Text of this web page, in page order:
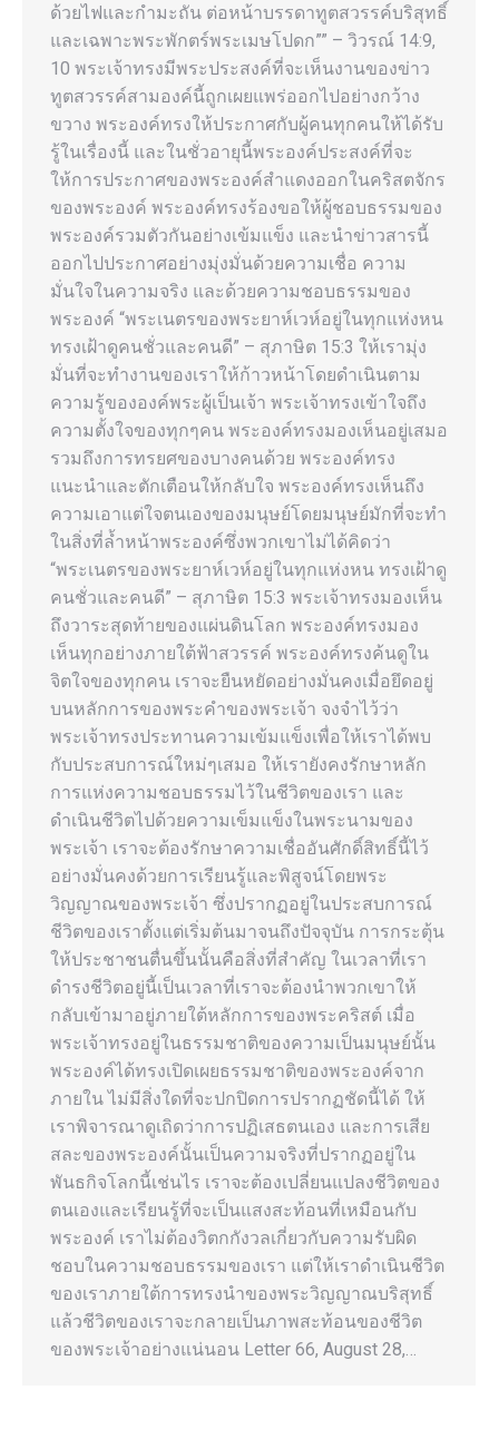
ด้วยไฟและกำมะถัน ต่อหน้าบรรดาทูตสวรรค์บริสุทธิ์
และเฉพาะพระพักตร์พระเมษโปดก”” – วิวรณ์ 14:9,
10 พระเจ้าทรงมีพระประสงค์ที่จะเห็นงานของข่าว
ทูตสวรรค์สามองค์นี้ถูกเผยแพร่ออกไปอย่างกว้าง
ขวาง พระองค์ทรงให้ประกาศกับผู้คนทุกคนให้ได้รับ
รู้ในเรื่องนี้ และในชั่วอายุนี้พระองค์ประสงค์ที่จะ
ให้การประกาศของพระองค์สำแดงออกในคริสตจักร
ของพระองค์ พระองค์ทรงร้องขอให้ผู้ชอบธรรมของ
พระองค์รวมตัวกันอย่างเข้มแข็ง และนำข่าวสารนี้
ออกไปประกาศอย่างมุ่งมั่นด้วยความเชื่อ ความ
มั่นใจในความจริง และด้วยความชอบธรรมของ
พระองค์ “พระเนตรของพระยาห์เวห์อยู่ในทุกแห่งหน
ทรงเฝ้าดูคนชั่วและคนดี” – สุภาษิต 15:3 ให้เรามุ่ง
มั่นที่จะทำงานของเราให้ก้าวหน้าโดยดำเนินตาม
ความรู้ขององค์พระผู้เป็นเจ้า พระเจ้าทรงเข้าใจถึง
ความตั้งใจของทุกๆคน พระองค์ทรงมองเห็นอยู่เสมอ
รวมถึงการทรยศของบางคนด้วย พระองค์ทรง
แนะนำและตักเตือนให้กลับใจ พระองค์ทรงเห็นถึง
ความเอาแต่ใจตนเองของมนุษย์โดยมนุษย์มักที่จะทำ
ในสิ่งที่ล้ำหน้าพระองค์ซึ่งพวกเขาไม่ได้คิดว่า
“พระเนตรของพระยาห์เวห์อยู่ในทุกแห่งหน ทรงเฝ้าดู
คนชั่วและคนดี” – สุภาษิต 15:3 พระเจ้าทรงมองเห็น
ถึงวาระสุดท้ายของแผ่นดินโลก พระองค์ทรงมอง
เห็นทุกอย่างภายใต้ฟ้าสวรรค์ พระองค์ทรงค้นดูใน
จิตใจของทุกคน เราจะยืนหยัดอย่างมั่นคงเมื่อยึดอยู่
บนหลักการของพระคำของพระเจ้า จงจำไว้ว่า
พระเจ้าทรงประทานความเข้มแข็งเพื่อให้เราได้พบ
กับประสบการณ์ใหม่ๆเสมอ ให้เรายังคงรักษาหลัก
การแห่งความชอบธรรมไว้ในชีวิตของเรา และ
ดำเนินชีวิตไปด้วยความเข็มแข็งในพระนามของ
พระเจ้า เราจะต้องรักษาความเชื่ออันศักดิ์สิทธิ์นี้ไว้
อย่างมั่นคงด้วยการเรียนรู้และพิสูจน์โดยพระ
วิญญาณของพระเจ้า ซึ่งปรากฏอยู่ในประสบการณ์
ชีวิตของเราตั้งแต่เริ่มต้นมาจนถึงปัจจุบัน การกระตุ้น
ให้ประชาชนตื่นขึ้นนั้นคือสิ่งที่สำคัญ ในเวลาที่เรา
ดำรงชีวิตอยู่นี้เป็นเวลาที่เราจะต้องนำพวกเขาให้
กลับเข้ามาอยู่ภายใต้หลักการของพระคริสต์ เมื่อ
พระเจ้าทรงอยู่ในธรรมชาติของความเป็นมนุษย์นั้น
พระองค์ได้ทรงเปิดเผยธรรมชาติของพระองค์จาก
ภายใน ไม่มีสิ่งใดที่จะปกปิดการปรากฏชัดนี้ได้ ให้
เราพิจารณาดูเถิดว่าการปฏิเสธตนเอง และการเสีย
สละของพระองค์นั้นเป็นความจริงที่ปรากฏอยู่ใน
พันธกิจโลกนี้เช่นไร เราจะต้องเปลี่ยนแปลงชีวิตของ
ตนเองและเรียนรู้ที่จะเป็นแสงสะท้อนที่เหมือนกับ
พระองค์ เราไม่ต้องวิตกกังวลเกี่ยวกับความรับผิด
ชอบในความชอบธรรมของเรา แต่ให้เราดำเนินชีวิต
ของเราภายใต้การทรงนำของพระวิญญาณบริสุทธิ์
แล้วชีวิตของเราจะกลายเป็นภาพสะท้อนของชีวิต
ของพระเจ้าอย่างแน่นอน Letter 66, August 28,…